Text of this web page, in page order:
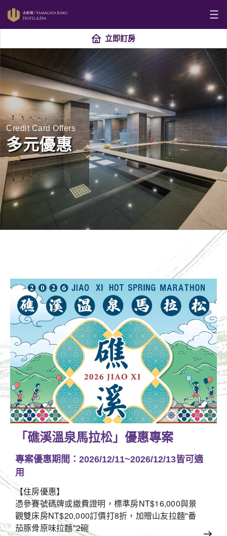
立即訂房
Credit Card Offers
多元優惠
「礁溪溫泉馬拉松」優惠專案
專案優惠期間：2026/12/11~2026/12/13皆可適
用
【住房優惠】
憑參賽號碼牌或繳費證明，標準房NT$16,000與景
觀雙床房NT$20,000訂價打8折，加贈山友拉麵"番
茄豚骨原味拉麵"2碗